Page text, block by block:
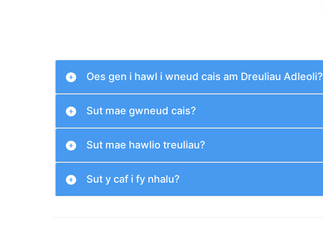
Oes gen i hawl i wneud cais am Dreuliau Adleoli?
Sut mae gwneud cais?
Sut mae hawlio treuliau?
Sut y caf i fy nhalu?